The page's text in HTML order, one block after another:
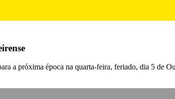
a próxima época na quarta-feira, feriado, dia 5 de